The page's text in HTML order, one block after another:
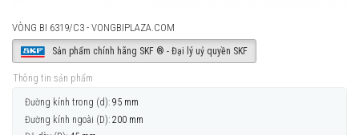
VÒNG BI 6319/C3 - VONGBIPLAZA.COM
Sản phẩm chính hãng SKF ® - Đại lý uỷ quyền SKF
Thông tin sản phẩm
Đường kính trong (d): 95 mm
Đường kính ngoài (D): 200 mm